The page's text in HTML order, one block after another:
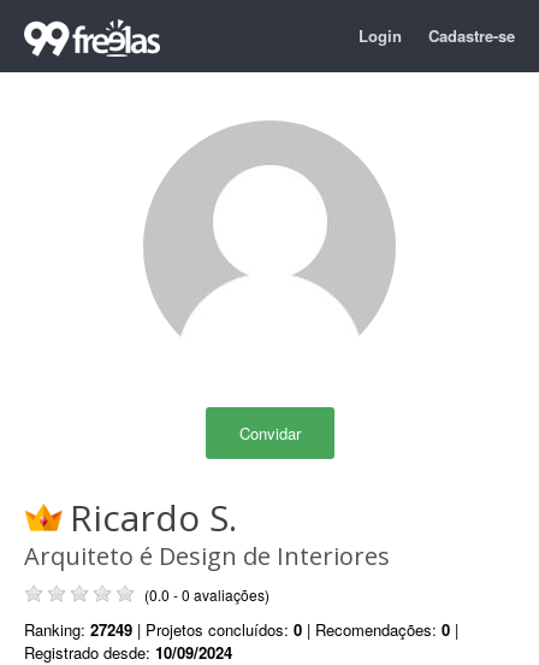
Login Cadastre-se
Convidar
Ricardo S.
Arquiteto é Design de Interiores
(0.0 - 0 avaliações)
Ranking: 27249 | Projetos concluídos: 0 | Recomendações: 0 |
Registrado desde: 10/09/2024